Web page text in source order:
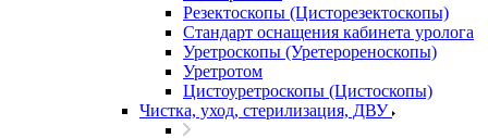
Резектоскопы (Цисторезектоскопы)
Стандарт оснащения кабинета уролога
Уретроскопы (Уретерореноскопы)
Уретротом
Цистоуретроскопы (Цистоскопы)
Чистка, уход, стерилизация, ДВУ